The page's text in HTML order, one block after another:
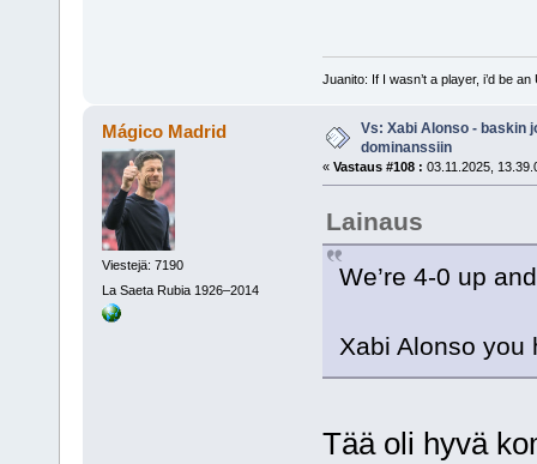
Juanito: If I wasn’t a player, i’d be an
Mágico Madrid
Viestejä: 7190
La Saeta Rubia 1926–2014
Vs: Xabi Alonso - baskin
dominanssiin
« Vastaus #108 : 03.11.2025,
Lainaus
We’re 4-0 up
Xabi Alonso you
Tää oli hyvä